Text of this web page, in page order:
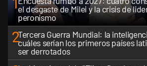
1el desgaste de Milei y la crisis de
peronismo
2Tercera Guerra Mundial: la
cuáles serían los primeros países
ser derrotados